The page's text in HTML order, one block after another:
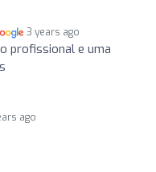
3 years ago
profissional e uma
ago